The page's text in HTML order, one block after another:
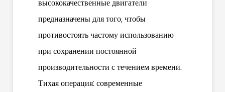
высококачественные двигатели
предназначены для того, чтобы
противостоять частому использованию
при сохранении постоянной
производительности с течением времени.
Тихая операция: современные